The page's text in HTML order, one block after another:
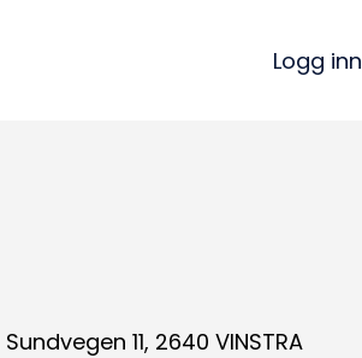
Logg inn
Sundvegen 11, 2640 VINSTRA